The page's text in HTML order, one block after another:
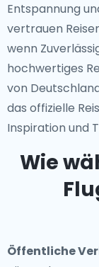
Entspannung
vertrauen
wenn
hochwertiges
von
das offizielle
Inspiration und
Wie
Öffentliche